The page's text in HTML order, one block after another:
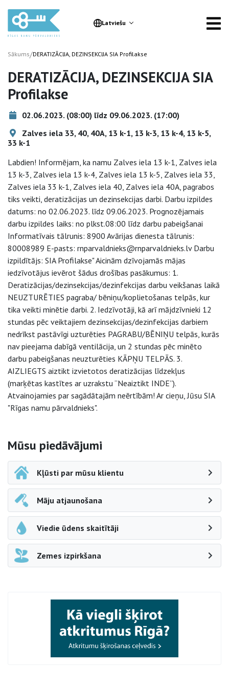
Latviešu
Sākums/DERATIZĀCIJA, DEZINSEKCIJA SIA Profilakse
DERATIZĀCIJA, DEZINSEKCIJA SIA
Profilakse
02.06.2023. (08:00) līdz 09.06.2023. (17:00)
Zalves iela 33, 40, 40A, 13 k-1, 13 k-3, 13 k-4, 13 k-5,
33 k-1
Labdien! Informējam, ka namu Zalves iela 13 k-1, Zalves iela
13 k-3, Zalves iela 13 k-4, Zalves iela 13 k-5, Zalves iela 33,
Zalves iela 33 k-1, Zalves iela 40, Zalves iela 40A, pagrabos
tiks veikti, deratizācijas un dezinsekcijas darbi. Darbu izpildes
datums: no 02.06.2023. līdz 09.06.2023. Prognozējamais
darbu izpildes laiks: no plkst.08:00 līdz darbu pabeigšanai
Informatīvais tālrunis: 8900 Avārijas dienesta tālrunis:
80008989 E-pasts: rnparvaldnieks@rnparvaldnieks.lv Darbu
izpildītājs: SIA Profilakse" Aicinām dzīvojamās mājas
iedzīvotājus ievērot šādus drošības pasākumus: 1.
Deratizācijas/dezinsekcijas/dezinfekcijas darbu veikšanas laikā
NEUZTURĒTIES pagraba/ bēniņu/koplietošanas telpās, kur
tika veikti minētie darbi. 2. Iedzīvotāji, kā arī mājdzīvnieki 12
stundas pēc veiktajiem dezinsekcijas/dezinfekcijas darbiem
nedrīkst pastāvīgi uzturēties PAGRABU/BĒNIŅU telpās, kurās
nav pieejama dabīgā ventilācija, un 2 stundas pēc minēto
darbu pabeigšanas neuzturēties KĀPŅU TELPĀS. 3.
AIZLIEGTS aiztikt izvietotos deratizācijas līdzekļus
(marķētas kastītes ar uzrakstu “Neaiztikt INDE”).
Atvainojamies par sagādātajām neērtībām! Ar cieņu, Jūsu SIA
"Rīgas namu pārvaldnieks".
Sāna navigācija
Mūsu piedāvājumi
Kļūsti par mūsu klientu
Māju atjaunošana
Viedie ūdens skaitītāji
Zemes izpirkšana